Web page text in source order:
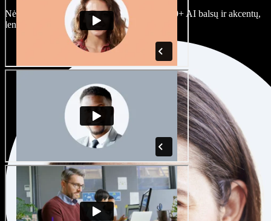
Nėra dviejų vienodų projektų. Rinkitės iš 100+ AI balsų ir akcentų,
lengvai juos prisitaikykite.